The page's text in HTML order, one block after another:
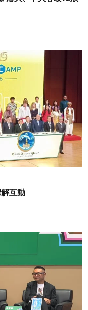
互動